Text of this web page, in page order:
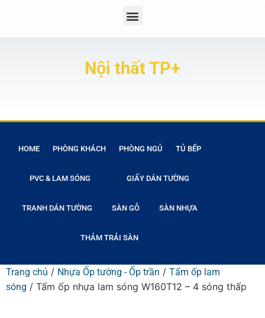
Nội thất TP+
HOME PHÒNG KHÁCH PHÒNG NGỦ TỦ BẾP
PVC & LAM SÓNG GIẤY DÁN TƯỜNG
TRANH DÁN TƯỜNG SÀN GỖ SÀN NHỰA
THẢM TRẢI SÀN
Trang chủ / Nhựa Ốp tường - Ốp trần / Tấm ốp lam
sóng / Tấm ốp nhựa lam sóng W160T12 – 4 sóng thấp